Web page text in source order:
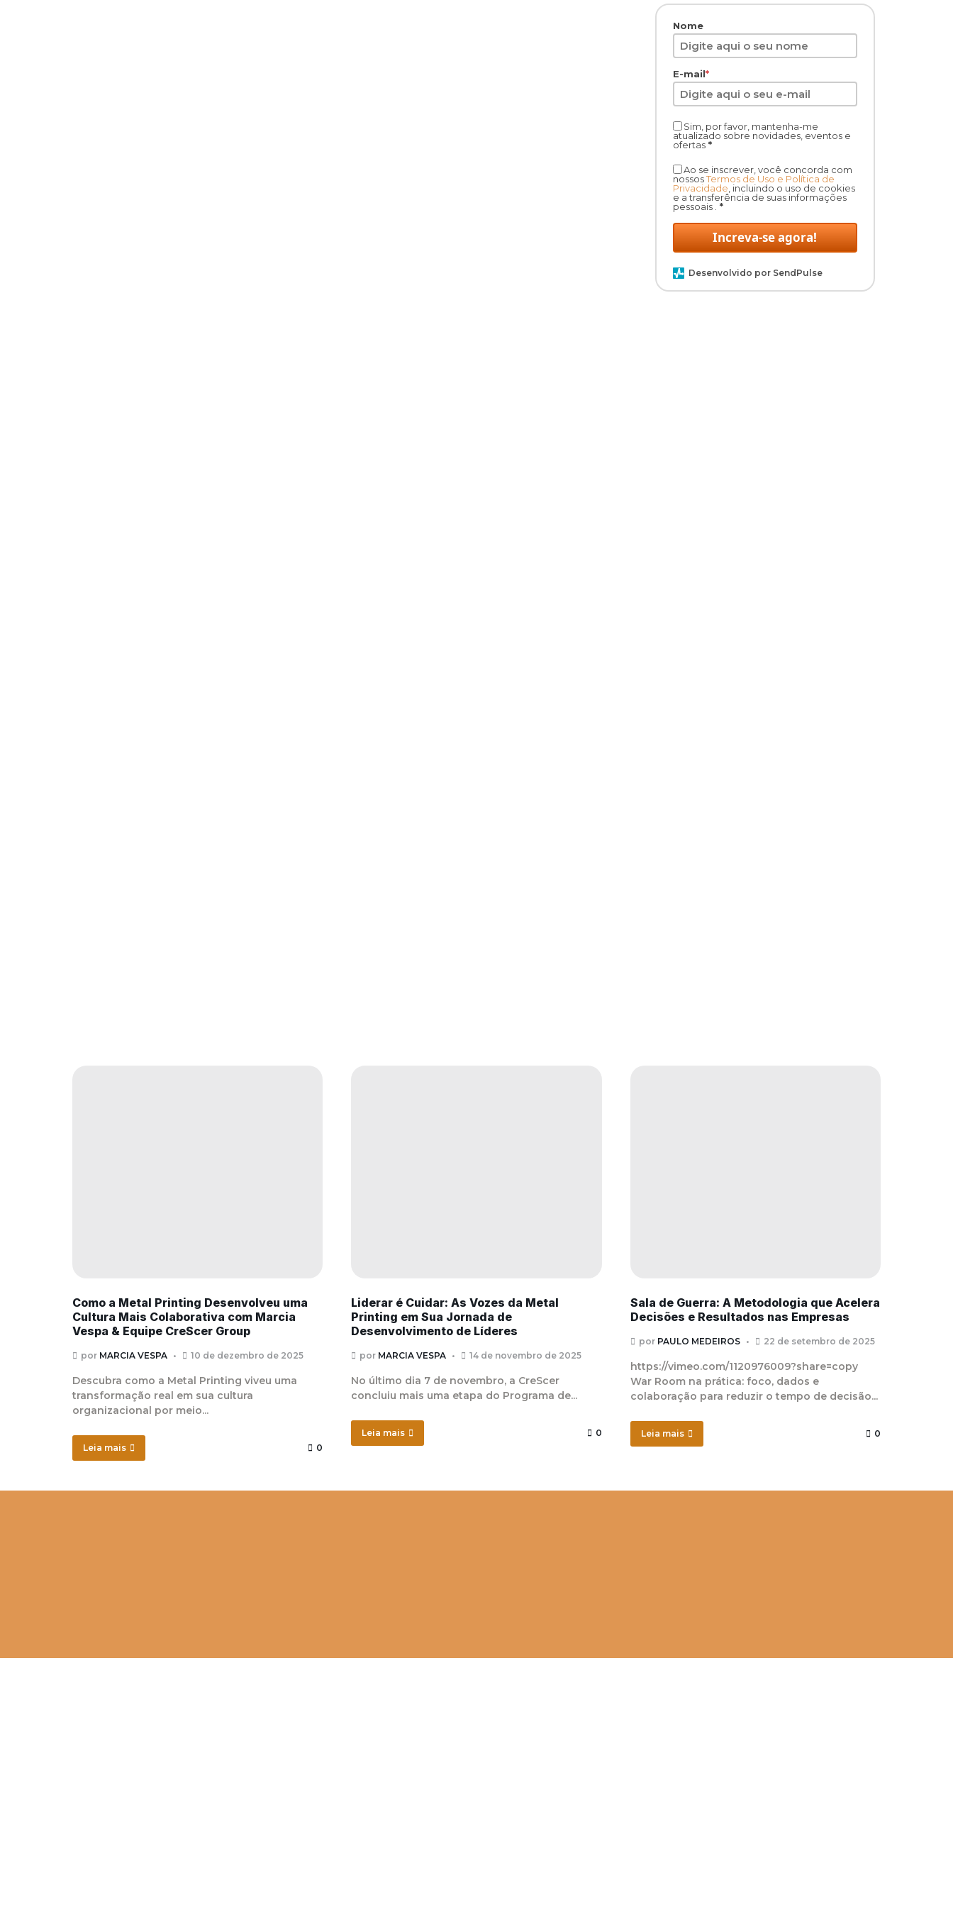
Nome
E-mail*
Sim, por favor, mantenha-me
atualizado sobre novidades, eventos e
ofertas *
Ao se inscrever, você concorda com
nossosTermos de Uso e Política de
Privacidade , incluindo o uso de cookies
e a transferência de suas informações
pessoais .
*
Increva-se agora!
Desenvolvido por SendPulse
Como a Metal Printing Desenvolveu uma
Cultura Mais Colaborativa com Marcia
Vespa & Equipe CreScer Group
por MARCIA VESPA 10 de dezembro de 2025
Descubra como a Metal Printing viveu uma
transformação real em sua cultura
organizacional por meio...
Leia mais 0
Liderar é Cuidar: As Vozes da Metal
Printing em Sua Jornada de
Desenvolvimento de Líderes
por MARCIA VESPA 14 de novembro de 2025
No último dia 7 de novembro, a CreScer
concluiu mais uma etapa do Programa de...
Leia mais 0
Sala de Guerra: A Metodologia que Acelera
Decisões e Resultados nas Empresas
por PAULO MEDEIROS 22 de setembro de 2025
https://vimeo.com/1120976009?share=copy
War Room na prática: foco, dados e
colaboração para reduzir o tempo de decisão...
Leia mais 0